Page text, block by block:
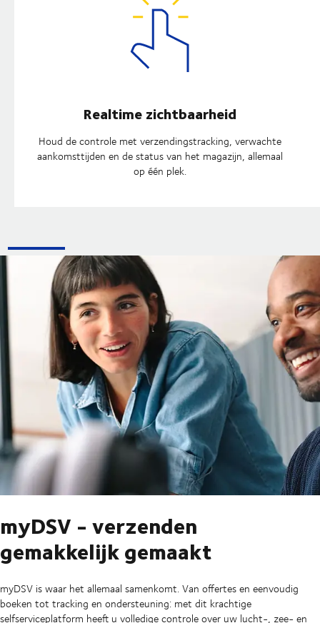
Realtime zichtbaarheid
Houd de controle met verzendingstracking, verwachte
aankomsttijden en de status van het magazijn, allemaal
op één plek.
myDSV - verzenden
gemakkelijk gemaakt
myDSV is waar het allemaal samenkomt. Van offertes en eenvoudig
boeken tot tracking en ondersteuning: met dit krachtige
selfserviceplatform heeft u volledige controle over uw lucht-, zee- en